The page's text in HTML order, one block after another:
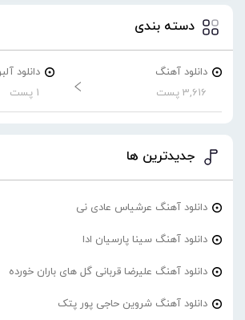
دسته بندی
دانلود آهنگ
3,616 پست
دانلود
1 پست
جدیدترین ها
دانلود آهنگ عرشیاس عادی نی
دانلود آهنگ سینا پارسیان ادا
دانلود آهنگ علیرضا قربانی گل های باران خورده
دانلود آهنگ شروین حاجی پور پتک